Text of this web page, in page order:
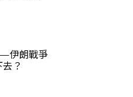
伊朗戰爭
？